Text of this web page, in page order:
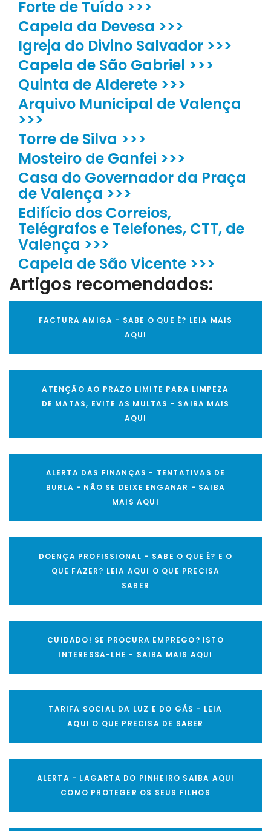
Forte de Tuído >>>
Capela da Devesa >>>
Igreja do Divino Salvador >>>
Capela de São Gabriel >>>
Quinta de Alderete >>>
Arquivo Municipal de Valença
>>>
Torre de Silva >>>
Mosteiro de Ganfei >>>
Casa do Governador da Praça
de Valença >>>
Edifício dos Correios,
Telégrafos e Telefones, CTT, de
Valença >>>
Capela de São Vicente >>>
Artigos recomendados:
FACTURA AMIGA - SABE O QUE É? LEIA MAIS
AQUI
ATENÇÃO AO PRAZO LIMITE PARA LIMPEZA
DE MATAS, EVITE AS MULTAS - SAIBA MAIS
AQUI
ALERTA DAS FINANÇAS - TENTATIVAS DE
BURLA - NÃO SE DEIXE ENGANAR - SAIBA
MAIS AQUI
DOENÇA PROFISSIONAL - SABE O QUE É? E O
QUE FAZER? LEIA AQUI O QUE PRECISA
SABER
CUIDADO! SE PROCURA EMPREGO? ISTO
INTERESSA-LHE - SAIBA MAIS AQUI
TARIFA SOCIAL DA LUZ E DO GÁS - LEIA
AQUI O QUE PRECISA DE SABER
ALERTA - LAGARTA DO PINHEIRO SAIBA AQUI
COMO PROTEGER OS SEUS FILHOS